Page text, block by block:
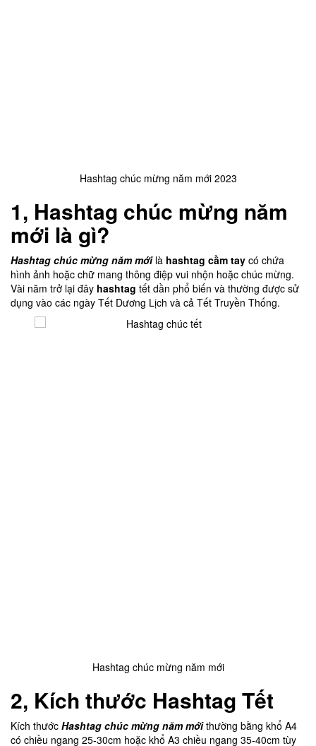
Hashtag chúc mừng năm mới 2023
1, Hashtag chúc mừng năm
mới là gì?
Hashtag chúc mừng năm mớilà hashtag cầm tay có chứa
hình ảnh hoặc chữ mang thông điệp vui nhộn hoặc chúc mừng.
Vài năm trở lại đây hashtag tết dần phổ biến và thường được sử
dụng vào các ngày Tết Dương Lịch và cả Tết Truyền Thống.
Hashtag chúc mừng năm mới
2, Kích thước Hashtag Tết
Kích thước Hashtag chúc mừng năm mớithường bằng khổ A4
có chiều ngang 25-30cm hoặc khổ A3 chiều ngang 35-40cm tùy